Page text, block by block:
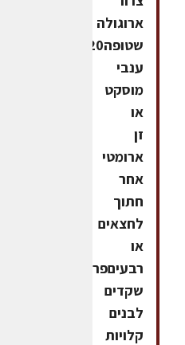
ארוגולה
שטופה20
ענבי
מוסקט
או
זן
ארומטי
אחר
חתוך
לחצאים
או
רבעיםפרוסות
שקדים
לבנים
קלויות